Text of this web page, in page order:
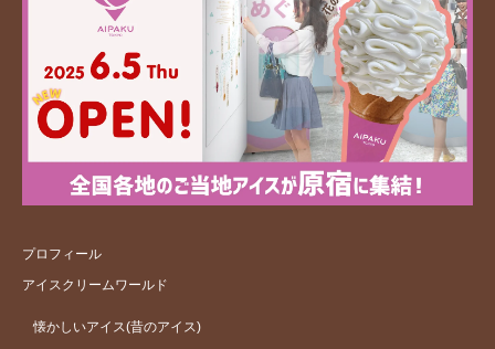
プロフィール
アイスクリームワールド
懐かしいアイス(昔のアイス)